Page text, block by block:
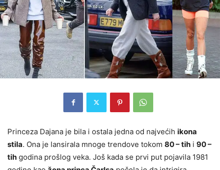
Princeza Dajana je bila i ostala jedna od najvećih ikona
stila. Ona je lansirala mnoge trendove tokom 80 – tih i 90 –
tih godina prošlog veka. Još kada se prvi put pojavila 1981